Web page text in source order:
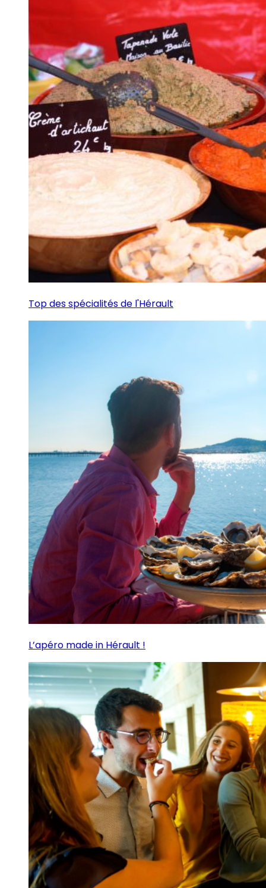
Top des spécialités de l'Hérault
L’apéro made in Hérault !